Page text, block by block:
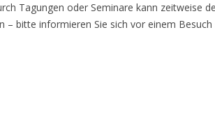
Tagungen oder Seminare kann zeitweise
– bitte informieren Sie sich vor einem Besuch